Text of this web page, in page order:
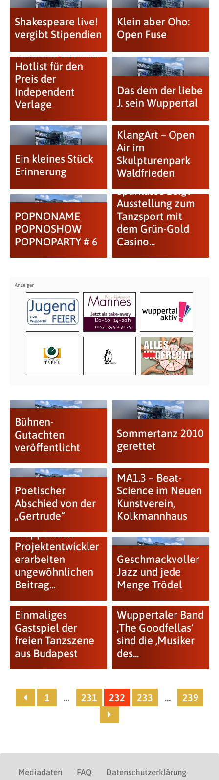
Shakespeare live!
vergibt Stipendien
Klein aber Oho:
Open Fuse
Herberts-Buch auf
Hotlist für den
Preis der
Independent
Verlage
Das dem der liebe
J. sein Wuppertal
Ein kleines Stück
Erinnerung
KlangArt – Open
Air im
Skulpturenpark
Waldfrieden
POPNONAME
POPNOSHOW
POPNOPARTY # 6
Sparkasse zeigt
Ausstellung zum
Tanzsport mit
dem Grün-Gold
Casino...
Bühnen-
Gutachten
veröffentlicht
Sommertanz 2010
gerettet
Poetischer
Abschied von der
„Gertrude“
MA1.3 – Beat-
Science im Neuen
Kunstverein,
Kolkmannhaus
RUHR 2010:
Wuppertaler
Projektentwickler
erarbeiten
ungewöhnlichen
Beitrag...
Geschmackvoller
Jazz und jede
Menge Trödel
Einmaliges
Gastspiel der
freien Tanzszene
aus Budapest
Wuppertaler Band
‚The Goodfellas‘
sind die ‚Musiker
des...
1 … 231 232 233 … 239
Mediadaten FAQ Datenschutzerklärung